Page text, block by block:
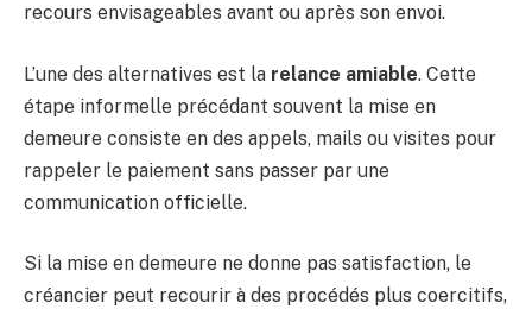
recours envisageables avant ou après son envoi.
L’une des alternatives est la relance amiable. Cette
étape informelle précédant souvent la mise en
demeure consiste en des appels, mails ou visites pour
rappeler le paiement sans passer par une
communication officielle.
Si la mise en demeure ne donne pas satisfaction, le
créancier peut recourir à des procédés plus coercitifs,